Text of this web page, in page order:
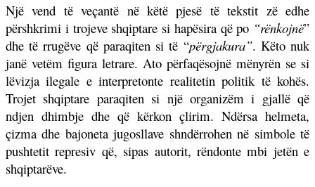
Një vend të veçantë në këtë pjesë të tekstit zë edhe
përshkrimi i trojeve shqiptare si hapësira që po “rënkojnë”
dhe të rrugëve që paraqiten si të “përgjakura”. Këto nuk
janë vetëm figura letrare. Ato përfaqësojnë mënyrën se si
lëvizja ilegale e interpretonte realitetin politik të kohës.
Trojet shqiptare paraqiten si një organizëm i gjallë që
ndjen dhimbje dhe që kërkon çlirim. Ndërsa helmeta,
çizma dhe bajoneta jugosllave shndërrohen në simbole të
pushtetit represiv që, sipas autorit, rëndonte mbi jetën e
shqiptarëve.